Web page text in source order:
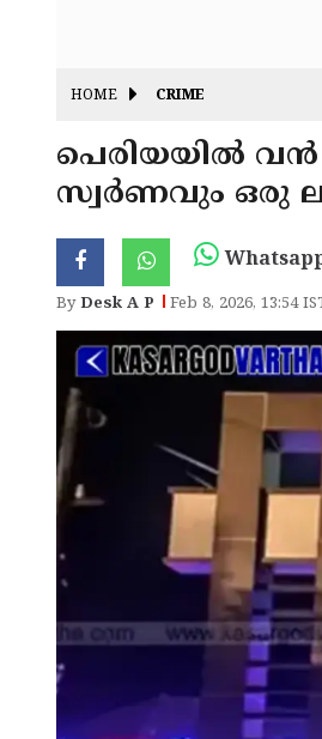
HOME CRIME
പെരിയയിൽ വൻ
സ്വർണവും ഒരു
ByDesk A P Feb 8, 2026, 13:54